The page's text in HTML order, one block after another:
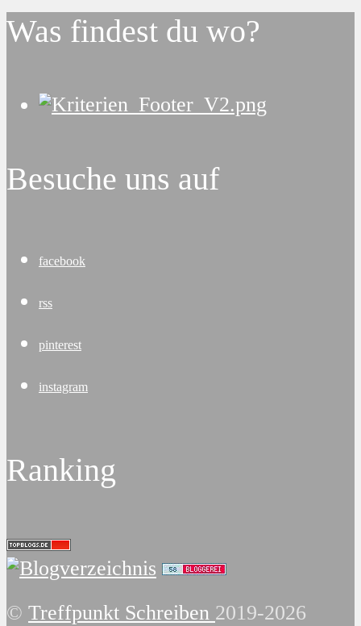
Was findest du wo?
Besuche uns auf
facebook
rss
pinterest
instagram
Ranking
© Treffpunkt Schreiben 2019-2026